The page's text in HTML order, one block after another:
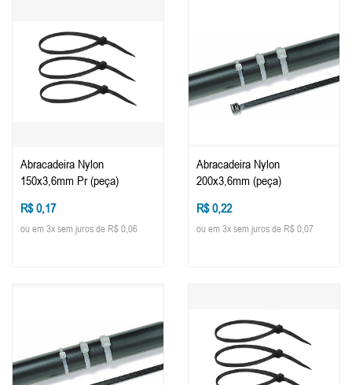
Abracadeira Nylon
150x3,6mm Pr (peça)
R$ 0,17
ou em 3x sem juros de R$ 0,06
Abracadeira Nylon
200x3,6mm (peça)
R$ 0,22
ou em 3x sem juros de R$ 0,07